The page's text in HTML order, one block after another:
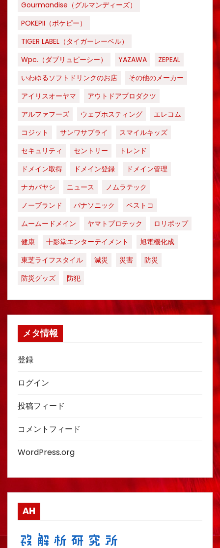
Gourmandise（グルマンディーズ）
POKEPII（ポケピー）
TIGER LABEL（タイガーレーベル）
Wpc.（ダブリュピーシー）
YAZAWA
ZEPEAL
いわゆるソフトドリンクのお店
その他のメーカー
アイリスオーヤマ
アウトドアプロダクツ
アルファフーズ
ウェブホスティング
エレコム
コジット
サンワサプライ
スマイルキッズ
セキュリティ
セントリー
トレンド
ドメイン取得
ドメイン登録
ドメイン管理
ナカバヤシ
ニュース
ノムラテック
ノーブランド
パナソニック
ベストコ
ムームードメイン
ヤマトプロテック
ロリポップ
健康
十影堂エンターテイメント
旭電機化成
東芝ライフスタイル
減災 災害
防災
防災グッズ
防犯
メタ情報
登録
ログイン
投稿フィード
コメントフィード
WordPress.org
AH